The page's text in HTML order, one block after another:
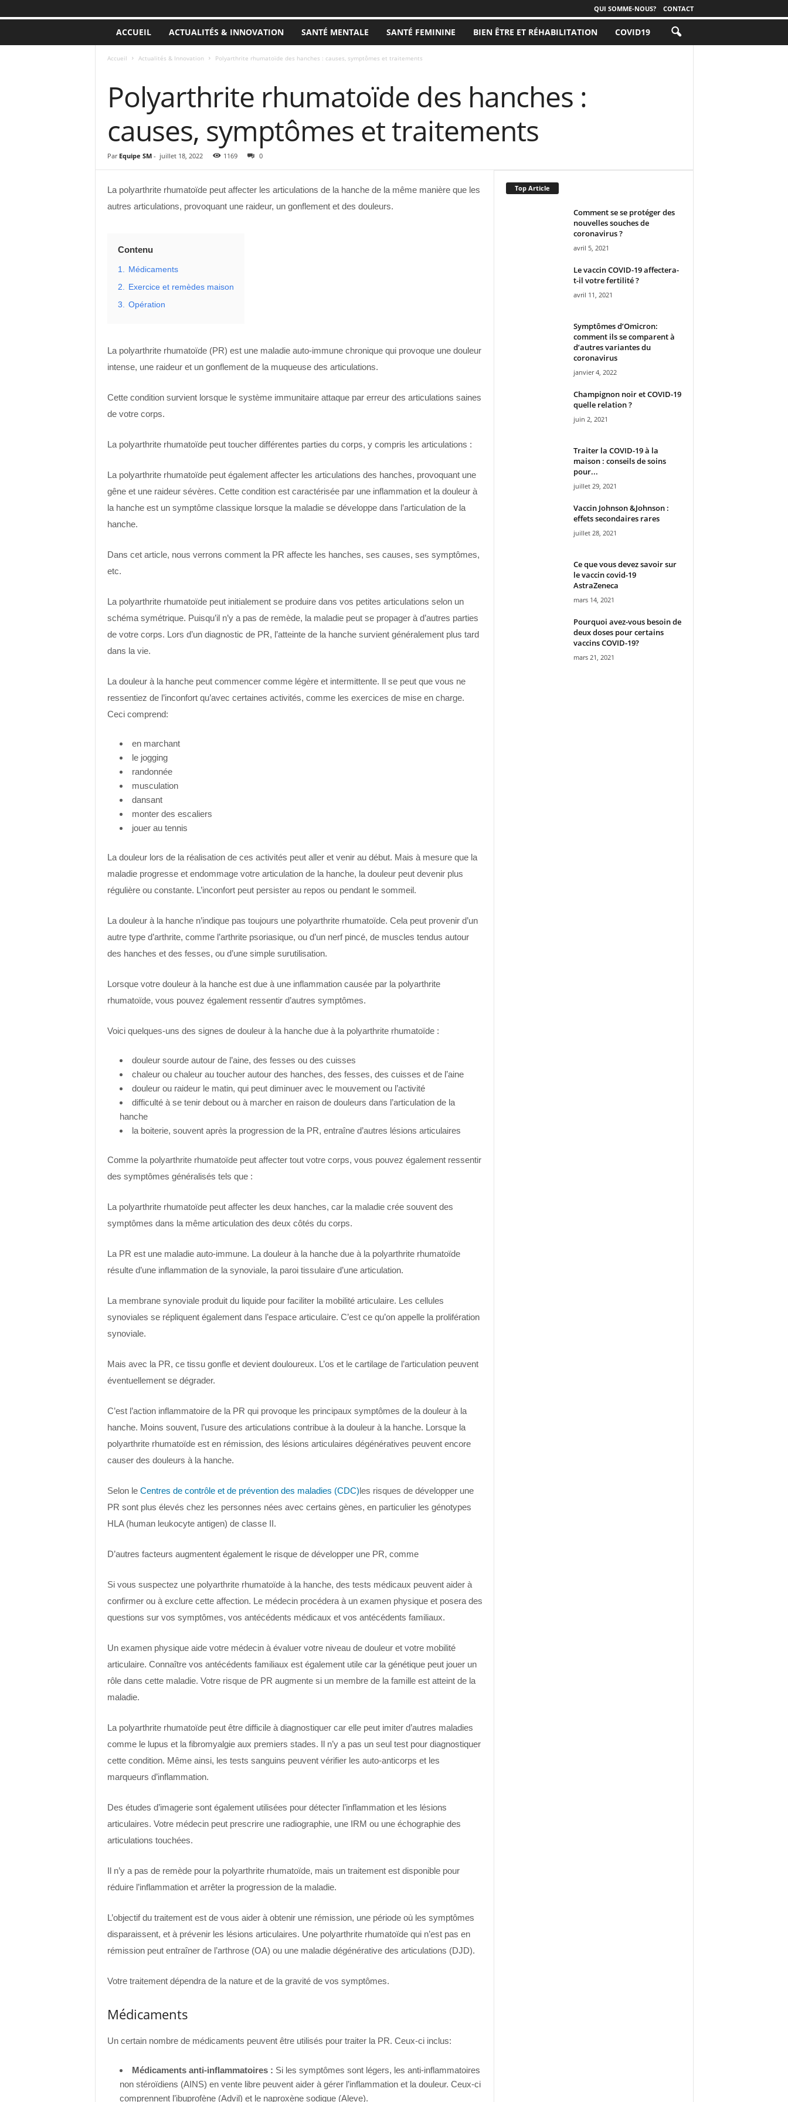
QUI SOMME-NOUS? CONTACT
ACCUEIL ACTUALITÉS & INNOVATION SANTÉ MENTALE SANTÉ FEMININE BIEN ÊTRE ET RÉHABILITATION COVID19
Accueil Actualités & Innovation Polyarthrite rhumatoïde des hanches : causes, symptômes et traitements
Polyarthrite rhumatoïde des hanches :
causes, symptômes et traitements
Par Equipe SM- juillet 18, 2022 1169 0
La polyarthrite rhumatoïde peut affecter les articulations de la hanche de la même manière que les
autres articulations, provoquant une raideur, un gonflement et des douleurs.
Contenu
1. Médicaments
2. Exercice et remèdes maison
3. Opération
La polyarthrite rhumatoïde (PR) est une maladie auto-immune chronique qui provoque une douleur
intense, une raideur et un gonflement de la muqueuse des articulations.
Cette condition survient lorsque le système immunitaire attaque par erreur des articulations saines
de votre corps.
La polyarthrite rhumatoïde peut toucher différentes parties du corps, y compris les articulations :
La polyarthrite rhumatoïde peut également affecter les articulations des hanches, provoquant une
gêne et une raideur sévères. Cette condition est caractérisée par une inflammation et la douleur à
la hanche est un symptôme classique lorsque la maladie se développe dans l’articulation de la
hanche.
Dans cet article, nous verrons comment la PR affecte les hanches, ses causes, ses symptômes,
etc.
La polyarthrite rhumatoïde peut initialement se produire dans vos petites articulations selon un
schéma symétrique. Puisqu’il n’y a pas de remède, la maladie peut se propager à d’autres parties
de votre corps. Lors d’un diagnostic de PR, l’atteinte de la hanche survient généralement plus tard
dans la vie.
La douleur à la hanche peut commencer comme légère et intermittente. Il se peut que vous ne
ressentiez de l’inconfort qu’avec certaines activités, comme les exercices de mise en charge.
Ceci comprend:
en marchant
le jogging
randonnée
musculation
dansant
monter des escaliers
jouer au tennis
La douleur lors de la réalisation de ces activités peut aller et venir au début. Mais à mesure que la
maladie progresse et endommage votre articulation de la hanche, la douleur peut devenir plus
régulière ou constante. L’inconfort peut persister au repos ou pendant le sommeil.
La douleur à la hanche n’indique pas toujours une polyarthrite rhumatoïde. Cela peut provenir d’un
autre type d’arthrite, comme l’arthrite psoriasique, ou d’un nerf pincé, de muscles tendus autour
des hanches et des fesses, ou d’une simple surutilisation.
Lorsque votre douleur à la hanche est due à une inflammation causée par la polyarthrite
rhumatoïde, vous pouvez également ressentir d’autres symptômes.
Voici quelques-uns des signes de douleur à la hanche due à la polyarthrite rhumatoïde :
douleur sourde autour de l’aine, des fesses ou des cuisses
chaleur ou chaleur au toucher autour des hanches, des fesses, des cuisses et de l’aine
douleur ou raideur le matin, qui peut diminuer avec le mouvement ou l’activité
difficulté à se tenir debout ou à marcher en raison de douleurs dans l’articulation de la
hanche
la boiterie, souvent après la progression de la PR, entraîne d’autres lésions articulaires
Comme la polyarthrite rhumatoïde peut affecter tout votre corps, vous pouvez également ressentir
des symptômes généralisés tels que :
La polyarthrite rhumatoïde peut affecter les deux hanches, car la maladie crée souvent des
symptômes dans la même articulation des deux côtés du corps.
La PR est une maladie auto-immune. La douleur à la hanche due à la polyarthrite rhumatoïde
résulte d’une inflammation de la synoviale, la paroi tissulaire d’une articulation.
La membrane synoviale produit du liquide pour faciliter la mobilité articulaire. Les cellules
synoviales se répliquent également dans l’espace articulaire. C’est ce qu’on appelle la prolifération
synoviale.
Mais avec la PR, ce tissu gonfle et devient douloureux. L’os et le cartilage de l’articulation peuvent
éventuellement se dégrader.
C’est l’action inflammatoire de la PR qui provoque les principaux symptômes de la douleur à la
hanche. Moins souvent, l’usure des articulations contribue à la douleur à la hanche. Lorsque la
polyarthrite rhumatoïde est en rémission, des lésions articulaires dégénératives peuvent encore
causer des douleurs à la hanche.
Selon le Centres de contrôle et de prévention des maladies (CDC)les risques de développer une
PR sont plus élevés chez les personnes nées avec certains gènes, en particulier les génotypes
HLA (human leukocyte antigen) de classe II.
D’autres facteurs augmentent également le risque de développer une PR, comme
Si vous suspectez une polyarthrite rhumatoïde à la hanche, des tests médicaux peuvent aider à
confirmer ou à exclure cette affection. Le médecin procédera à un examen physique et posera des
questions sur vos symptômes, vos antécédents médicaux et vos antécédents familiaux.
Un examen physique aide votre médecin à évaluer votre niveau de douleur et votre mobilité
articulaire. Connaître vos antécédents familiaux est également utile car la génétique peut jouer un
rôle dans cette maladie. Votre risque de PR augmente si un membre de la famille est atteint de la
maladie.
La polyarthrite rhumatoïde peut être difficile à diagnostiquer car elle peut imiter d’autres maladies
comme le lupus et la fibromyalgie aux premiers stades. Il n’y a pas un seul test pour diagnostiquer
cette condition. Même ainsi, les tests sanguins peuvent vérifier les auto-anticorps et les
marqueurs d’inflammation.
Des études d’imagerie sont également utilisées pour détecter l’inflammation et les lésions
articulaires. Votre médecin peut prescrire une radiographie, une IRM ou une échographie des
articulations touchées.
Il n’y a pas de remède pour la polyarthrite rhumatoïde, mais un traitement est disponible pour
réduire l’inflammation et arrêter la progression de la maladie.
L’objectif du traitement est de vous aider à obtenir une rémission, une période où les symptômes
disparaissent, et à prévenir les lésions articulaires. Une polyarthrite rhumatoïde qui n’est pas en
rémission peut entraîner de l’arthrose (OA) ou une maladie dégénérative des articulations (DJD).
Votre traitement dépendra de la nature et de la gravité de vos symptômes.
Médicaments
Un certain nombre de médicaments peuvent être utilisés pour traiter la PR. Ceux-ci inclus:
Médicaments anti-inflammatoires : Si les symptômes sont légers, les anti-inflammatoires
non stéroïdiens (AINS) en vente libre peuvent aider à gérer l’inflammation et la douleur. Ceux-ci
comprennent l’ibuprofène (Advil) et le naproxène sodique (Aleve).
Top Article
Comment se se protéger des
nouvelles souches de
coronavirus ?
avril 5, 2021
Le vaccin COVID-19 affectera-
t-il votre fertilité ?
avril 11, 2021
Symptômes d’Omicron:
comment ils se comparent à
d’autres variantes du
coronavirus
janvier 4, 2022
Champignon noir et COVID-19
quelle relation ?
juin 2, 2021
Traiter la COVID-19 à la
maison : conseils de soins
pour...
juillet 29, 2021
Vaccin Johnson &Johnson :
effets secondaires rares
juillet 28, 2021
Ce que vous devez savoir sur
le vaccin covid-19
AstraZeneca
mars 14, 2021
Pourquoi avez-vous besoin de
deux doses pour certains
vaccins COVID-19?
mars 21, 2021